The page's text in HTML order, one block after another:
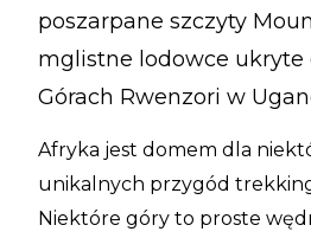
poszarpane szczyty
mglistne lodowce ukryte
Górach Rwenzori w
Afryka jest domem dla
unikalnych przygód
Niektóre góry to proste